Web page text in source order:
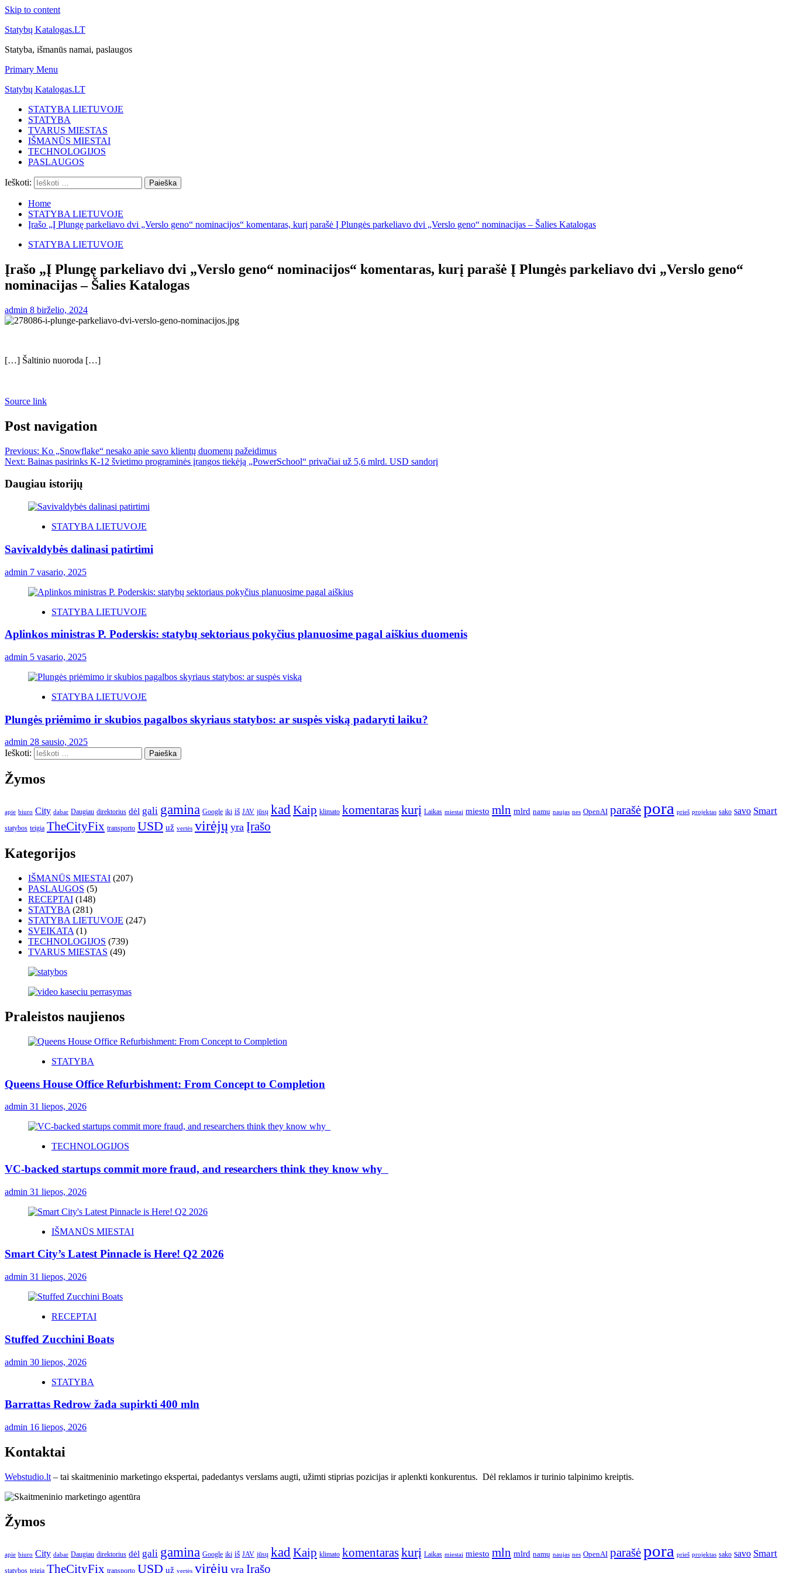
Skip to content
Statybų Katalogas.LT
Statyba, išmanūs namai, paslaugos
Primary Menu
Statybų Katalogas.LT
STATYBA LIETUVOJE
STATYBA
TVARUS MIESTAS
IŠMANŪS MIESTAI
TECHNOLOGIJOS
PASLAUGOS
Ieškoti:
Home
STATYBA LIETUVOJE
Įrašo „Į Plungę parkeliavo dvi „Verslo geno“ nominacijos“ komentaras, kurį parašė Į Plungės parkeliavo dvi „Verslo geno“ nominacijas – Šalies Katalogas
STATYBA LIETUVOJE
Įrašo „Į Plungę parkeliavo dvi „Verslo geno“ nominacijos“ komentaras, kurį parašė Į Plungės parkeliavo dvi „Verslo geno“
nominacijas – Šalies Katalogas
admin 8 birželio, 2024
[…] Šaltinio nuoroda […]
Source link
Post navigation
Previous: Ko „Snowflake“ nesako apie savo klientų duomenų pažeidimus
Next: Bainas pasirinks K-12 švietimo programinės įrangos tiekėją „PowerSchool“ privačiai už 5,6 mlrd. USD sandorį
Daugiau istorijų
STATYBA LIETUVOJE
Savivaldybės dalinasi patirtimi
admin 7 vasario, 2025
STATYBA LIETUVOJE
Aplinkos ministras P. Poderskis: statybų sektoriaus pokyčius planuosime pagal aiškius duomenis
admin 5 vasario, 2025
STATYBA LIETUVOJE
Plungės priėmimo ir skubios pagalbos skyriaus statybos: ar suspės viską padaryti laiku?
admin 28 sausio, 2025
Ieškoti:
Žymos
apie biuro City dabar Daugiau direktorius dėl gali gamina Google iki iš JAV jūsų kad Kaip klimato komentaraskurį Laikas miestai miesto mln mlrd namų naujas nes OpenAI parašėpora prieš projektas sako savo Smart
statybos teigia TheCityFix transporto USD už vertės virėjų yra Įrašo
Kategorijos
IŠMANŪS MIESTAI (207)
PASLAUGOS (5)
RECEPTAI (148)
STATYBA (281)
STATYBA LIETUVOJE (247)
SVEIKATA (1)
TECHNOLOGIJOS (739)
TVARUS MIESTAS (49)
Praleistos naujienos
STATYBA
Queens House Office Refurbishment: From Concept to Completion
admin 31 liepos, 2026
TECHNOLOGIJOS
VC-backed startups commit more fraud, and researchers think they know why
admin 31 liepos, 2026
IŠMANŪS MIESTAI
Smart City’s Latest Pinnacle is Here! Q2 2026
admin 31 liepos, 2026
RECEPTAI
Stuffed Zucchini Boats
admin 30 liepos, 2026
STATYBA
Barrattas Redrow žada supirkti 400 mln
admin 16 liepos, 2026
Kontaktai
Webstudio.lt – tai skaitmeninio marketingo ekspertai, padedantys verslams augti, užimti stiprias pozicijas ir aplenkti konkurentus. Dėl reklamos ir turinio talpinimo kreiptis.
Žymos
apie biuro City dabar Daugiau direktorius dėl gali gamina Google iki iš JAV jūsų kad Kaip klimato komentaraskurį Laikas miestai miesto mln mlrd namų naujas nes OpenAI parašėpora prieš projektas sako savo Smart
statybos teigia TheCityFix transporto USD už vertės virėjų yra Įrašo